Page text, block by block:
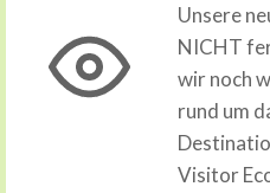
Unsere
NICHT
wir noch
rund um
Visitor